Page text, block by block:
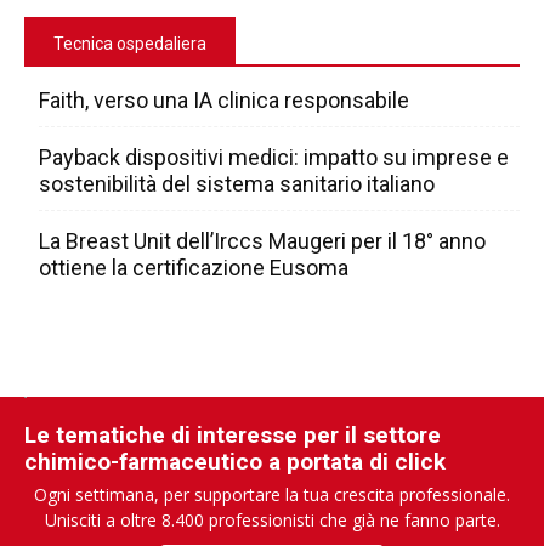
Tecnica ospedaliera
Faith, verso una IA clinica responsabile
Payback dispositivi medici: impatto su imprese e
sostenibilità del sistema sanitario italiano
La Breast Unit dell’Irccs Maugeri per il 18° anno
ottiene la certificazione Eusoma
Le tematiche di interesse per il settore
chimico-farmaceutico a portata di click
Ogni settimana, per supportare la tua crescita professionale.
Unisciti a oltre 8.400 professionisti che già ne fanno parte.